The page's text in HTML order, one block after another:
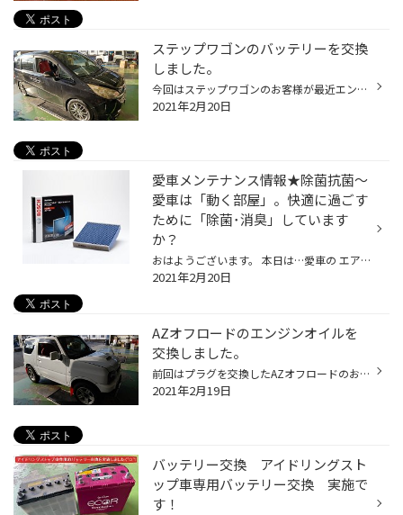
ステップワゴンのバッテリーを交換
しました。
今回はステップワゴンのお客様が最近エンジンのかかりが悪いとの事でバッテリー交換に来られました。 ボンネットを開けてバッテリーをチェックしてみます。 あらら、取付を記入してあるのが平成28年となってます。 現在、平成に換算すると33年ですから約4～5年使用しております。 バッテリーテスタ...
2021年2月20日
愛車メンテナンス情報★除菌抗菌〜
愛車は「動く部屋」。快適に過ごす
ために「除菌･消臭」しています
か？
おはようございます。 本日は…愛車の エアコンフィルターの点検＆交換 ＆ 車室内の除菌抗菌 についての情報ですよ。 以下長文にはなりますが…読んでみて下さいね(^○^) クルマは移動のための大切な手段ですが、車内は言わばご自宅の「部屋」のようなもの。ある程度の時間、その空間のなかに身を置く...
2021年2月20日
AZオフロードのエンジンオイルを
交換しました。
前回はプラグを交換したAZオフロードのお客様が今回エンジンオイルの交換に来られました。 選んでいただいたエンジンオイルは ワタシのBRZにも使用しているワコーズさんのプロステージS 0W-30になります。 このAZオフロードはECUもモンスタースポーツのを装着しております。 エンジンオイルのシール...
2021年2月19日
バッテリー交換 アイドリングスト
ップ車専用バッテリー交換 実施で
す！